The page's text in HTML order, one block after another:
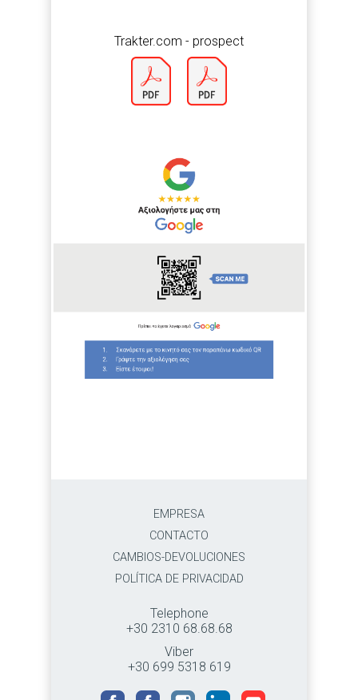
Trakter.com - prospect
EMPRESA
CONTACTO
CAMBIOS-DEVOLUCIONES
POLÍTICA DE PRIVACIDAD
Telephone
+30 2310 68.68.68
Viber
+30 699 5318 619